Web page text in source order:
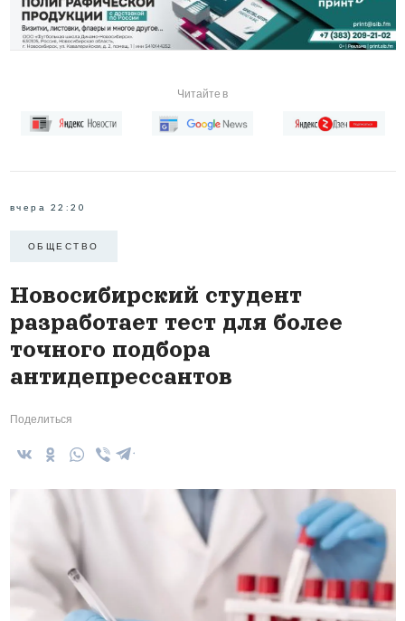
Читайте в
вчера 22:20
ОБЩЕСТВО
Новосибирский студент
разработает тест для более
точного подбора
антидепрессантов
Поделиться